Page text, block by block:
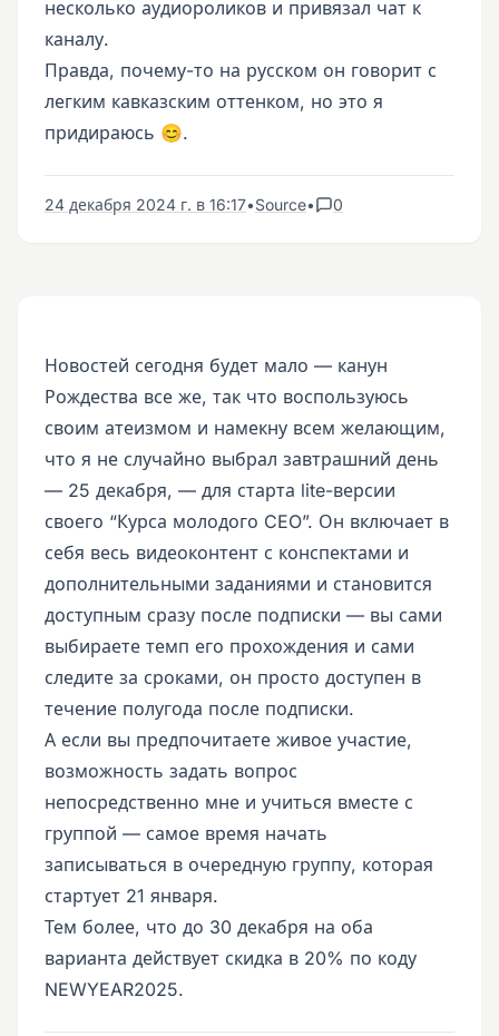
несколько аудиороликов и привязал чат к
каналу.
Правда, почему-то на русском он говорит с
легким кавказским оттенком, но это я
придираюсь 😊.
24 декабря 2024 г. в 16:17•Source• 0
Новостей сегодня будет мало — канун
Рождества все же, так что воспользуюсь
своим атеизмом и намекну всем желающим,
что я не случайно выбрал завтрашний день
— 25 декабря, — для старта lite-версии
своего “Курса молодого CEO”. Он включает в
себя весь видеоконтент с конспектами и
дополнительными заданиями и становится
доступным сразу после подписки — вы сами
выбираете темп его прохождения и сами
следите за сроками, он просто доступен в
течение полугода после подписки.
А если вы предпочитаете живое участие,
возможность задать вопрос
непосредственно мне и учиться вместе с
группой — самое время начать
записываться в очередную группу, которая
стартует 21 января.
Тем более, что до 30 декабря на оба
варианта действует скидка в 20% по коду
NEWYEAR2025.